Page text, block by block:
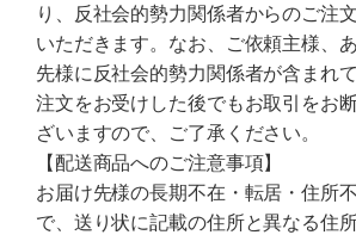
り、反社会的勢力関係者からのご注
いただきます。なお、ご依頼主様、
先様に反社会的勢力関係者が含まれ
注文をお受けした後でもお取引をお
ざいますので、ご了承ください。
【配送商品へのご注意事項】
お届け先様の長期不在・転居・住所
で、送り状に記載の住所と異なる住